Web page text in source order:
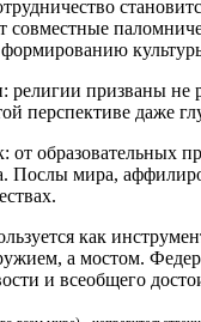
совместные
призваны не
перспективе даже
от
Послы мира,
как
а мостом.
и всеобщего